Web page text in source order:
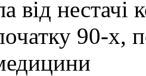
від нестачі
90-х,